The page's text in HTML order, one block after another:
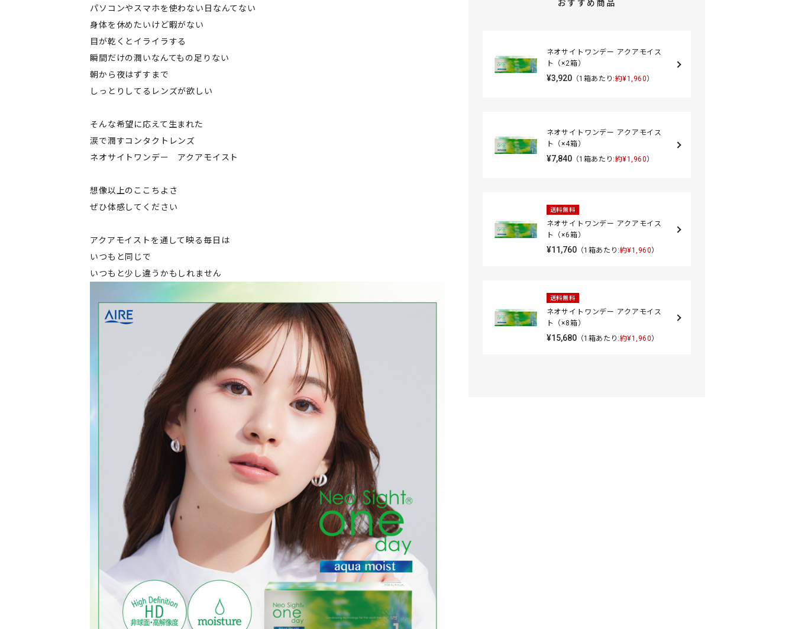
パソコンやスマホを使わない日なんてない
身体を休めたいけど暇がない
目が乾くとイライラする
瞬間だけの潤いなんてもの足りない
朝から夜はずすまで
しっとりしてるレンズが欲しい
そんな希望に応えて生まれた
涙で潤すコンタクトレンズ
ネオサイトワンデー アクアモイスト
想像以上のここちよさ
ぜひ体感してください
アクアモイストを通して映る毎日は
いつもと同じで
いつもと少し違うかもしれません
おすすめ商品
ネオサイトワンデー アクアモイス
ト（×2箱）
¥3,920（1箱あたり:約¥1,960）
ネオサイトワンデー アクアモイス
ト（×4箱）
¥7,840（1箱あたり:約¥1,960）
送料無料
ネオサイトワンデー アクアモイス
ト（×6箱）
¥11,760（1箱あたり:約¥1,960）
送料無料
ネオサイトワンデー アクアモイス
ト（×8箱）
¥15,680（1箱あたり:約¥1,960）